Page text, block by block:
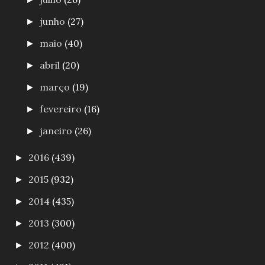
► junho (27)
► maio (40)
► abril (20)
► março (19)
►fevereiro (16)
► janeiro (26)
► 2016 (439)
► 2015 (932)
► 2014 (435)
► 2013 (300)
► 2012 (400)